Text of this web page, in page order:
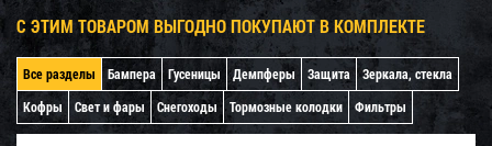
С ЭТИМ ТОВАРОМ ВЫГОДНО ПОКУПАЮТ В КОМПЛЕКТЕ
Все разделы Бампера Гусеницы Демпферы Защита
Зеркала, стекла
Кофры
Свет и фары Снегоходы Тормозные колодки Фильтры